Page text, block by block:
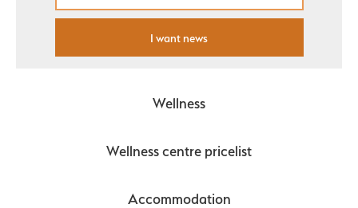
I want news
Wellness
Wellness centre pricelist
Accommodation